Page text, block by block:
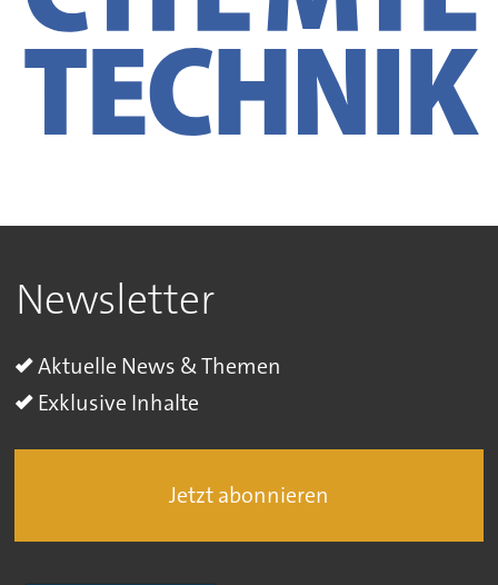
Newsletter
Aktuelle News & Themen
Exklusive Inhalte
Jetzt abonnieren